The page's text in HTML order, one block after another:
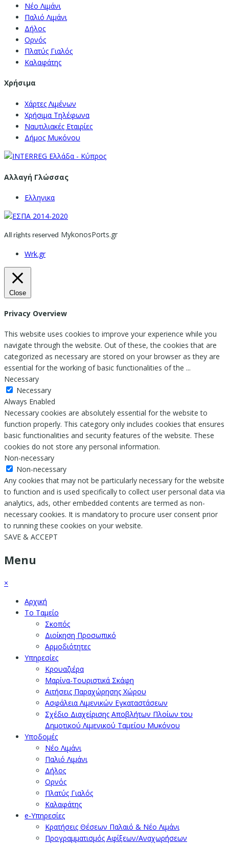
Νέο Λιμάνι
Παλιό Λιμάνι
Δήλος
Ορνός
Πλατύς Γιαλός
Καλαφάτης
Χρήσιμα
Χάρτες Λιμένων
Χρήσιμα Τηλέφωνα
Ναυτιλιακές Εταιρίες
Δήμος Μυκόνου
Αλλαγή Γλώσσας
Ελληνικα
All rights reserved MykonosPorts.gr
Wrk.gr
Close
Privacy Overview
This website uses cookies to improve your experience while you
navigate through the website. Out of these, the cookies that are
categorized as necessary are stored on your browser as they are
essential for the working of basic functionalities of the ...
Necessary
Necessary
Always Enabled
Necessary cookies are absolutely essential for the website to
function properly. This category only includes cookies that ensures
basic functionalities and security features of the website. These
cookies do not store any personal information.
Non-necessary
Non-necessary
Any cookies that may not be particularly necessary for the website
to function and is used specifically to collect user personal data via
analytics, ads, other embedded contents are termed as non-
necessary cookies. It is mandatory to procure user consent prior
to running these cookies on your website.
SAVE & ACCEPT
Menu
×
Αρχική
Το Ταμείο
Σκοπός
Διοίκηση Προσωπικό
Αρμοδιότητες
Υπηρεσίες
Κρουαζιέρα
Μαρίνα-Τουριστικά Σκάφη
Αιτήσεις Παραχώρησης Χώρου
Ασφάλεια Λιμενικών Εγκαταστάσεων
Σχέδιο Διαχείρισης Αποβλήτων Πλοίων του
Δημοτικού Λιμενικού Ταμείου Μυκόνου
Υποδομές
Νέο Λιμάνι
Παλιό Λιμάνι
Δήλος
Ορνός
Πλατύς Γιαλός
Καλαφάτης
e-Υπηρεσίες
Κρατήσεις Θέσεων Παλαιό & Νέο Λιμάνι
Προγραμματισμός Αφίξεων/Αναχωρήσεων